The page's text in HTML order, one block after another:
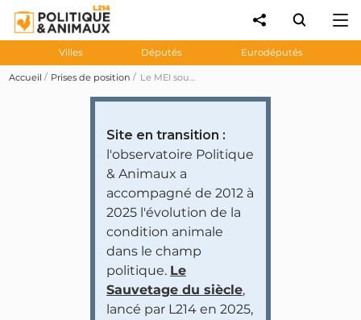
Villes Députés Eurodéputés
Accueil Prises de position Le MEI souhaite interdire la vente de NAC, animaux « sauvages » ou exotiques ne supportant pas notre climat ou la captivité
Site en transition :
l'observatoire Politique
& Animaux a
accompagné de 2012 à
2025 l'évolution de la
condition animale
dans le champ
politique. Le
Sauvetage du siècle,
lancé par L214 en 2025,